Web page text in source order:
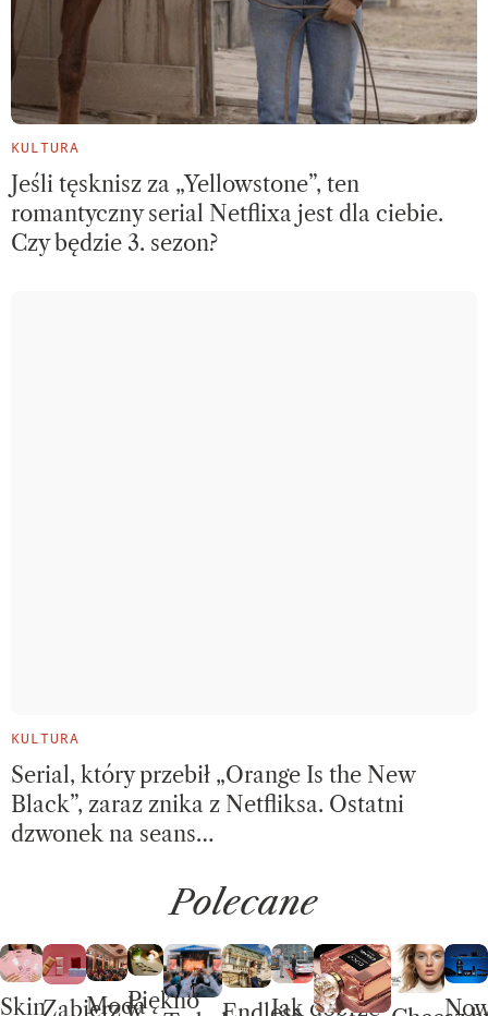
KULTURA
Jeśli tęsknisz za „Yellowstone”, ten
romantyczny serial Netflixa jest dla ciebie.
Czy będzie 3. sezon?
KULTURA
Serial, który przebił „Orange Is the New
Black”, zaraz znika z Netfliksa. Ostatni
dzwonek na seans…
Polecane
SkinZabierz w
ModaPiękno
Jak dobrze